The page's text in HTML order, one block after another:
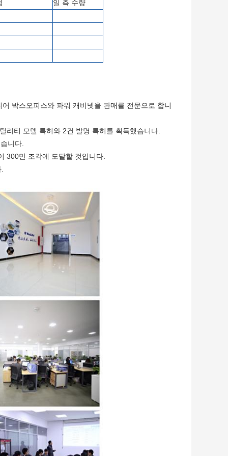
일 측 수량
박스오피스와 파워 캐비넷을 판매를 전문으로 합니
리티 모델 특허와 2건 발명 특허를 획득했습니다.
니다.
300만 조각에 도달할 것입니다.